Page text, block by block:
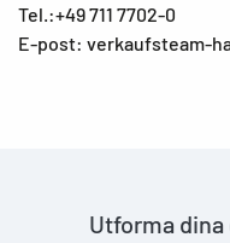
Tel.:+49 711 7702-0
E-post: verkaufsteam-
Utforma